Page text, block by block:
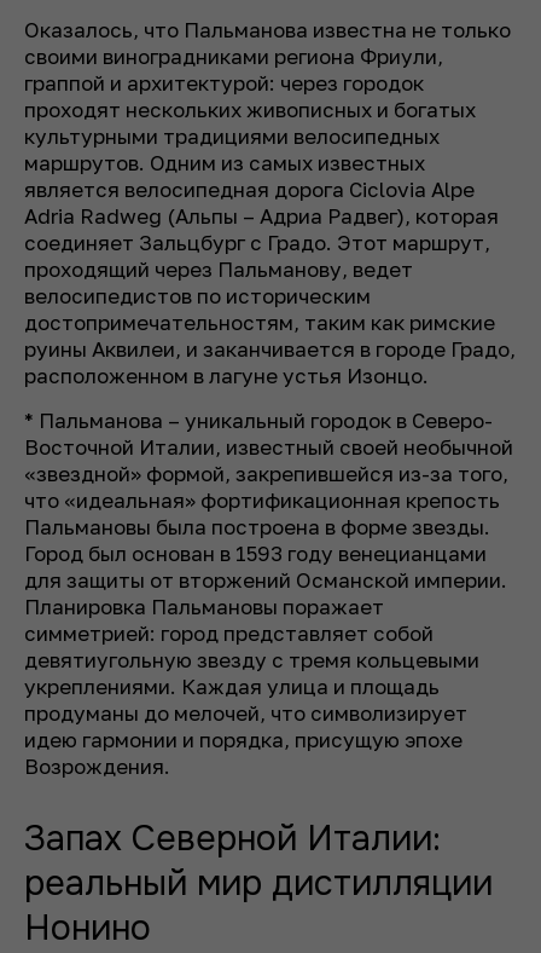
Оказалось, что Пальманова известна не только
своими виноградниками региона Фриули,
граппой и архитектурой: через городок
проходят нескольких живописных и богатых
культурными традициями велосипедных
маршрутов. Одним из самых известных
является велосипедная дорога Ciclovia Alpe
Adria Radweg (Альпы – Адриа Радвег), которая
соединяет Зальцбург с Градо. Этот маршрут,
проходящий через Пальманову, ведет
велосипедистов по историческим
достопримечательностям, таким как римские
руины Аквилеи, и заканчивается в городе Градо,
расположенном в лагуне устья Изонцо.
* Пальманова – уникальный городок в Северо-
Восточной Италии, известный своей необычной
«звездной» формой, закрепившейся из-за того,
что «идеальная» фортификационная крепость
Пальмановы была построена в форме звезды.
Город был основан в 1593 году венецианцами
для защиты от вторжений Османской империи.
Планировка Пальмановы поражает
симметрией: город представляет собой
девятиугольную звезду с тремя кольцевыми
укреплениями. Каждая улица и площадь
продуманы до мелочей, что символизирует
идею гармонии и порядка, присущую эпохе
Возрождения.
Запах Северной Италии:
реальный мир дистилляции
Нонино